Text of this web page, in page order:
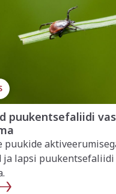
puukentsefaliidi
puukide
ja lapsi puukentsefaliidi